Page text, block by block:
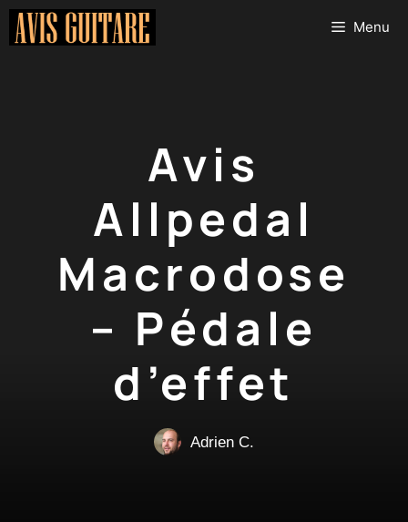
Aller
Menu
Avis
Allpedal
Macrodose
– Pédale
d’effet
Adrien C.